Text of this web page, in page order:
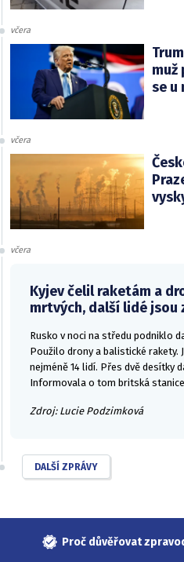
včera
muž
se u
včera
včera
Kyjev čelil raketám a
mrtvých, další lidé jsou
Rusko v noci na středu podniklo
Použilo drony a balistické rakety.
nejméně 14 lidí. Přes dvě desítky
Informovala o tom britská stanice
Zdroj: Lucie Podzimková
DALŠÍ ZPRÁVY
Proč důvěřovat